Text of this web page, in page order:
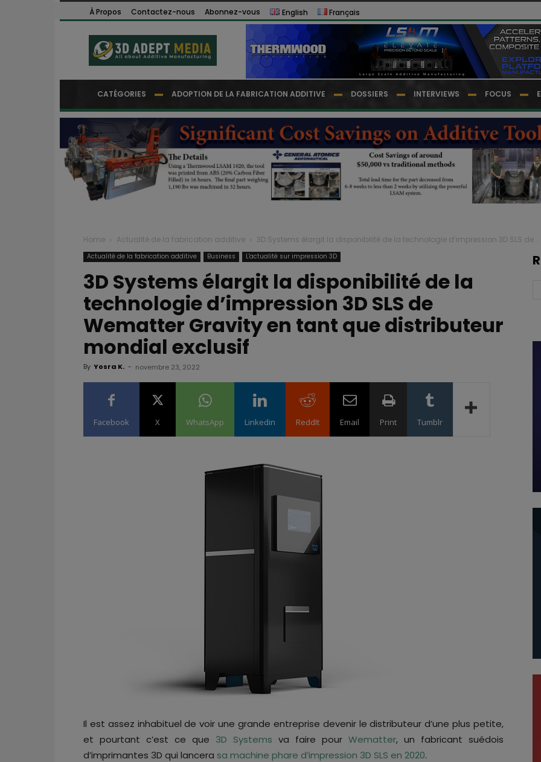
À Propos Contactez-nous Abonnez-vous English Français
CATÉGORIES ADOPTION DE LA FABRICATION ADDITIVE DOSSIERS INTERVIEWS FOCUS
Home Actualité de la fabrication additive 3D Systems élargit la disponibilité de la technologie d’impression 3D SLS de...
Actualité de la fabrication additive Business L'actualité sur impression 3D
3D Systems élargit la disponibilité de la
technologie d’impression 3D SLS de
Wematter Gravity en tant que distributeur
mondial exclusif
By Yosra K. - novembre 23, 2022
Facebook X WhatsApp Linkedin ReddIt Email Print Tumblr
Il est assez inhabituel de voir une grande entreprise devenir le distributeur d’une plus petite,
et pourtant c’est ce que 3D Systems va faire pour Wematter, un fabricant suédois
d’imprimantes 3D qui lancera sa machine phare d’impression 3D SLS en 2020.